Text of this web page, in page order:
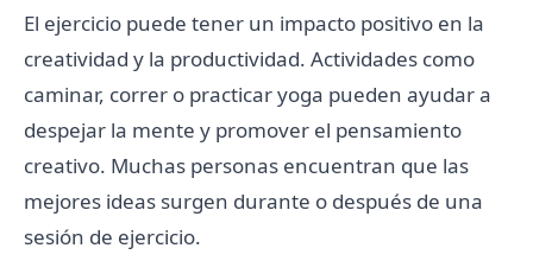
El ejercicio puede tener un impacto positivo en la
creatividad y la productividad. Actividades como
caminar, correr o practicar yoga pueden ayudar a
despejar la mente y promover el pensamiento
creativo. Muchas personas encuentran que las
mejores ideas surgen durante o después de una
sesión de ejercicio.